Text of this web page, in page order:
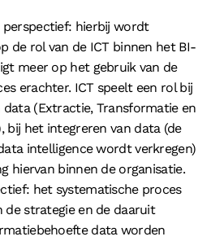
hierbij wordt
de rol van de ICT binnen het BI-
meer op het gebruik van de
erachter. ICT speelt een rol bij
(Extractie, Transformatie en
bij het integreren van data (de
intelligence wordt verkregen)
hiervan binnen de organisatie.
het systematische proces
de strategie en de daaruit
data worden